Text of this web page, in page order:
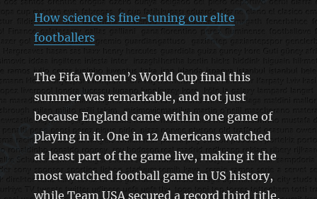
How science is fine-tuning our elite
footballers
The Fifa Women’s World Cup final this
summer was remarkable, and not just
because England came within one game of
playing in it. One in 12 Americans watched
at least part of the game live, making it the
most watched football game in US history,
while Team USA secured a record third title,